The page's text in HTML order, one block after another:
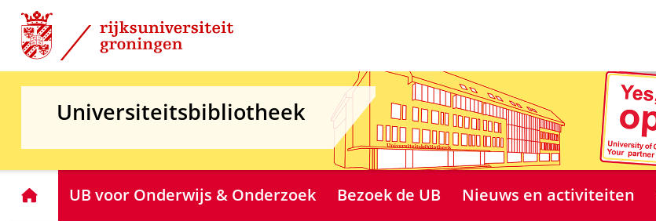
Skip
Content
Skip
Navigation
Universiteitsbibliotheek
HomeUB voor Onderwijs & Onderzoek Bezoek de UB Nieuws en activiteiten